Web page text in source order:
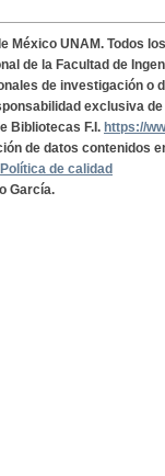
México UNAM. Todos
de la Facultad de
de investigación o
exclusiva
Bibliotecas F.I. https://
de datos contenidos
Política de calidad
García.